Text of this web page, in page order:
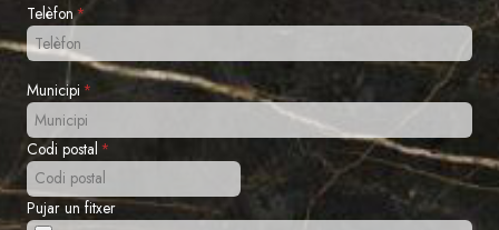
Telèfon*
Municipi *
Codi postal *
Pujar un fitxer